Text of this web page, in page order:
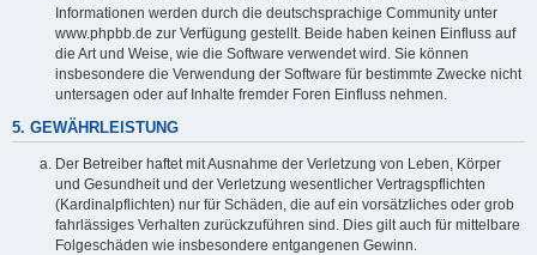
Informationen werden durch die deutschsprachige Community unter
www.phpbb.de zur Verfügung gestellt. Beide haben keinen Einfluss auf
die Art und Weise, wie die Software verwendet wird. Sie können
insbesondere die Verwendung der Software für bestimmte Zwecke nicht
untersagen oder auf Inhalte fremder Foren Einfluss nehmen.
5. GEWÄHRLEISTUNG
Der Betreiber haftet mit Ausnahme der Verletzung von Leben, Körper
und Gesundheit und der Verletzung wesentlicher Vertragspflichten
(Kardinalpflichten) nur für Schäden, die auf ein vorsätzliches oder grob
fahrlässiges Verhalten zurückzuführen sind. Dies gilt auch für mittelbare
Folgeschäden wie insbesondere entgangenen Gewinn.